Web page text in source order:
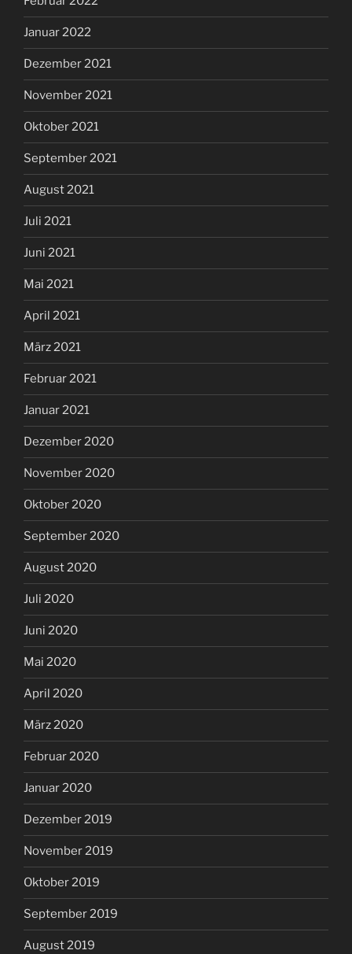
Januar 2022
Dezember 2021
November 2021
Oktober 2021
September 2021
August 2021
Juli 2021
Juni 2021
Mai 2021
April 2021
März 2021
Februar 2021
Januar 2021
Dezember 2020
November 2020
Oktober 2020
September 2020
August 2020
Juli 2020
Juni 2020
Mai 2020
April 2020
März 2020
Februar 2020
Januar 2020
Dezember 2019
November 2019
Oktober 2019
September 2019
August 2019